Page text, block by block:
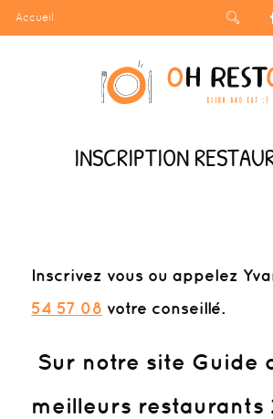
Accueil
INSCRIPTION
Inscrivez vous ou appelez
54 57 08 votre conseillé.
Sur notre site Guide
meilleurs restaurants